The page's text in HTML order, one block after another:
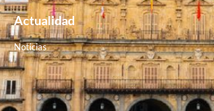
Actualidad
Noticias